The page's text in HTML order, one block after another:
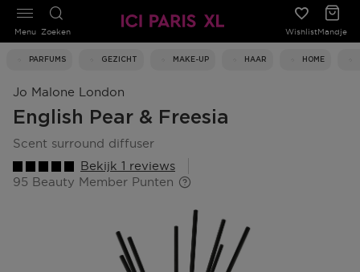
Zoeken WishlistMandje
PARFUMS GEZICHT MAKE-UP HAAR HOME
Menu
Jo Malone London
English Pear & Freesia
scent surround diffuser
Bekijk 1 reviews
95 Beauty Member Punten